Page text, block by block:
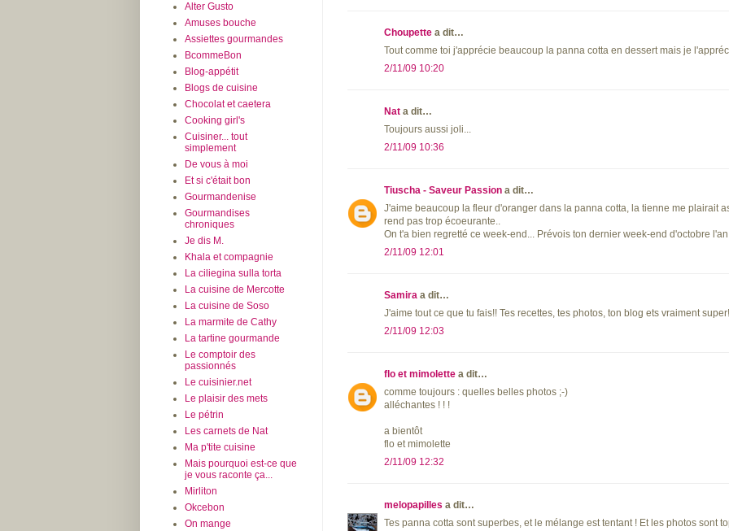
Choupette a dit…
Tout comme toi j'apprécie beaucoup la panna cotta en dessert mais je
2/11/09 10:20
Nat a dit…
Toujours aussi joli...
2/11/09 10:36
Tiuscha - Saveur Passion a dit…
J'aime beaucoup la fleur d'oranger dans la panna cotta, la tienne me plairait
rend pas trop écoeurante..
On t'a bien regretté ce week-end... Prévois ton dernier week-end d'octobre
2/11/09 12:01
Samira a dit…
J'aime tout ce que tu fais!! Tes recettes, tes photos, ton blog ets vraiment super!!
2/11/09 12:03
flo et mimolette a dit…
comme toujours : quelles belles photos ;-)
alléchantes ! ! !
a bientôt
flo et mimolette
2/11/09 12:32
melopapilles a dit…
Tes panna cotta sont superbes, et le mélange est tentant ! Et les photos sont
Alter Gusto
Amuses bouche
Assiettes gourmandes
BcommeBon
Blog-appétit
Blogs de cuisine
Chocolat et caetera
Cooking girl's
Cuisiner... tout
simplement
De vous à moi
Et si c'était bon
Gourmandenise
Gourmandises
chroniques
Je dis M.
Khala et compagnie
La ciliegina sulla torta
La cuisine de Mercotte
La cuisine de Soso
La marmite de Cathy
La tartine gourmande
Le comptoir des
passionnés
Le cuisinier.net
Le plaisir des mets
Le pétrin
Les carnets de Nat
Ma p'tite cuisine
Mais pourquoi est-ce que
je vous raconte ça...
Mirliton
Okcebon
On mange